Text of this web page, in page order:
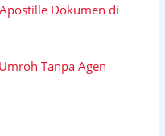
Dokumen di
Tanpa Agen